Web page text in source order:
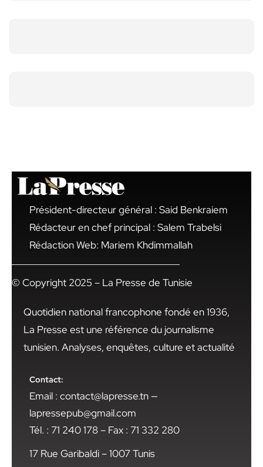
Président-directeur général : Said Benkraiem
Rédacteur en chef principal : Salem Trabelsi
Rédaction Web: Mariem Khdimmallah
© Copyright 2025 – La Presse de Tunisie
Quotidien national francophone fondé en 1936,
La Presse est une référence du journalisme
tunisien. Analyses, enquêtes, culture et actualité
Contact:
Email : contact@lapresse.tn —
lapressepub@gmail.com
Tél. : 71 240 178 – Fax : 71 332 280
17 Rue Garibaldi – 1007 Tunis